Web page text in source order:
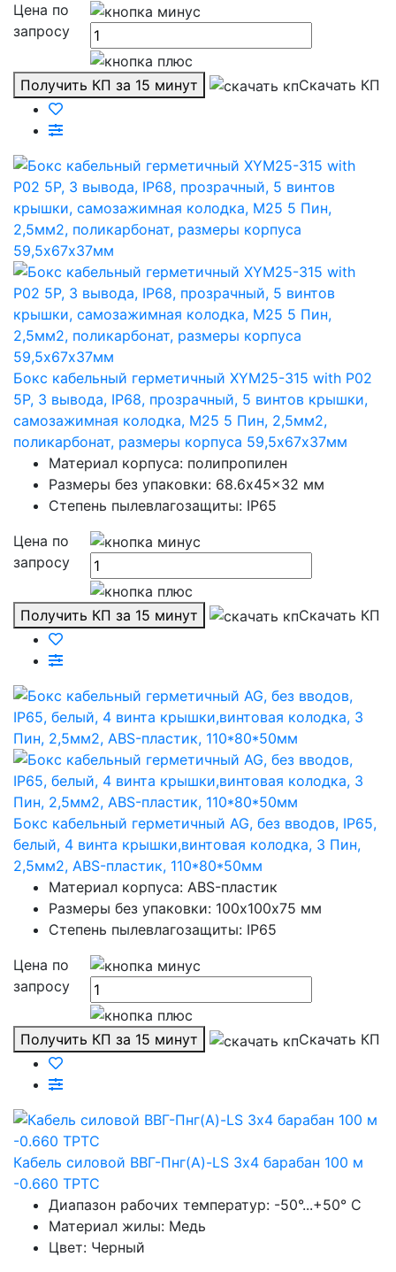
Цена по
запросу
Получить КП за 15 минут Скачать КП
Бокс кабельный герметичный XYM25-315 with P02
5P, 3 вывода, IP68, прозрачный, 5 винтов крышки,
самозажимная колодка, М25 5 Пин, 2,5мм2,
поликарбонат, размеры корпуса 59,5х67х37мм
Материал корпуса: полипропилен
Размеры без упаковки: 68.6x45x32 мм
Степень пылевлагозащиты: IP65
Цена по
запросу
Получить КП за 15 минут Скачать КП
Бокс кабельный герметичный AG, без вводов, IP65,
белый, 4 винта крышки,винтовая колодка, 3 Пин,
2,5мм2, ABS-пластик, 110*80*50мм
Материал корпуса: ABS-пластик
Размеры без упаковки: 100х100х75 мм
Степень пылевлагозащиты: IP65
Цена по
запросу
Получить КП за 15 минут Скачать КП
Кабель силовой ВВГ-Пнг(А)-LS 3х4 барабан 100 м
-0.660 ТРТС
Диапазон рабочих температур: -50°...+50° C
Материал жилы: Медь
Цвет: Черный